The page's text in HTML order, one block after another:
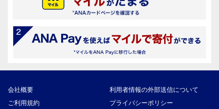
会社概要
利用者情報の外部送信について
ご利用規約
プライバシーポリシー